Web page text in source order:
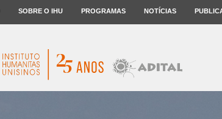
SOBRE O IHU PROGRAMAS NOTÍCIAS